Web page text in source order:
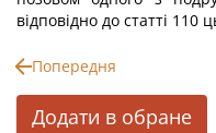
відповідно до статті 110
Попередня
Додати в обране